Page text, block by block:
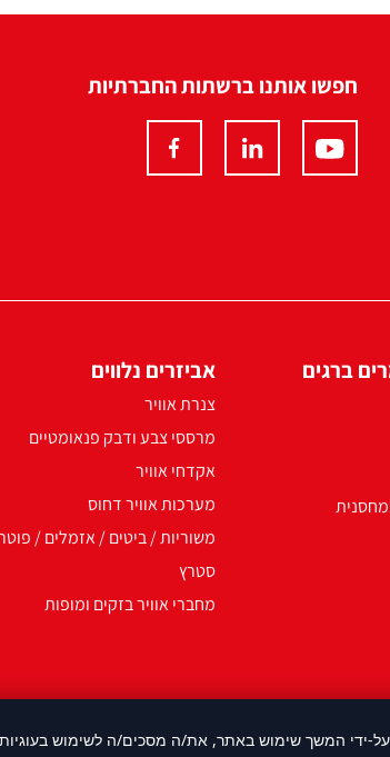
חפשו אותנו ברשתות החברתיות
ברגים
אביזרים נלווים
צנרת אוויר
מרססי צבע ודבק פנאומטיים
אקדחי אוויר
מערכות אוויר דחוס
משוריות / ביטים / אזמלים /
סטרץ
מחברי אוויר בזקים ומופות